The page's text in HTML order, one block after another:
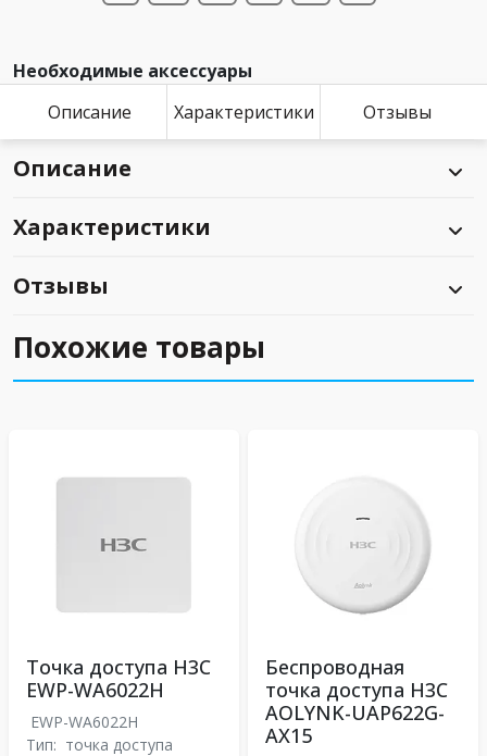
Необходимые аксессуары
Описание
Характеристики Отзывы
Описание
Характеристики
Отзывы
Похожие товары
Точка доступа H3C
EWP-WA6022H
EWP-WA6022H
Тип: точка доступа
Беспроводная
точка доступа H3C
AOLYNK-UAP622G-
AX15